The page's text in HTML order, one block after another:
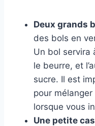
Deux grands
des bols en
Un bol servira
le beurre, et
sucre. Il est
pour
lorsque vous
Une petite